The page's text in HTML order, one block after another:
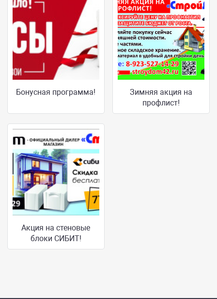
Бонусная программа!
Зимняя акция на
профлист!
Акция на стеновые
блоки СИБИТ!